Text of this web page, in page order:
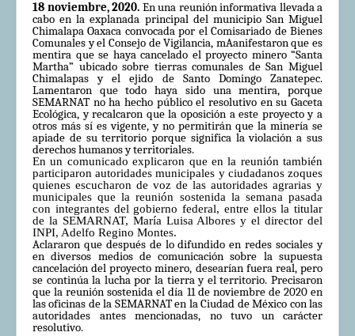
18 noviembre, 2020. En una reunión informativa llevada a
cabo en la explanada principal del municipio San Miguel
Chimalapa Oaxaca convocada por el Comisariado de Bienes
Comunales y el Consejo de Vigilancia, mAanifestaron que es
mentira que se haya cancelado el proyecto minero “Santa
Martha” ubicado sobre tierras comunales de San Miguel
Chimalapas y el ejido de Santo Domingo Zanatepec.
Lamentaron que todo haya sido una mentira, porque
SEMARNAT no ha hecho público el resolutivo en su Gaceta
Ecológica, y recalcaron que la oposición a este proyecto y a
otros más sí es vigente, y no permitirán que la minería se
apiade de su territorio porque significa la violación a sus
derechos humanos y territoriales.
En un comunicado explicaron que en la reunión también
participaron autoridades municipales y ciudadanos zoques
quienes escucharon de voz de las autoridades agrarias y
municipales que la reunión sostenida la semana pasada
con integrantes del gobierno federal, entre ellos la titular
de la SEMARNAT, María Luisa Albores y el director del
INPI, Adelfo Regino Montes.
Aclararon que después de lo difundido en redes sociales y
en diversos medios de comunicación sobre la supuesta
cancelación del proyecto minero, desearían fuera real, pero
se continúa la lucha por la tierra y el territorio. Precisaron
que la reunión sostenida el día 11 de noviembre de 2020 en
las oficinas de la SEMARNAT en la Ciudad de México con las
autoridades antes mencionadas, no tuvo un carácter
resolutivo.